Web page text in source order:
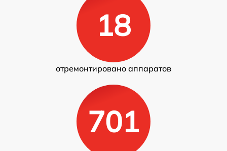
18
отремонтировано аппаратов
701